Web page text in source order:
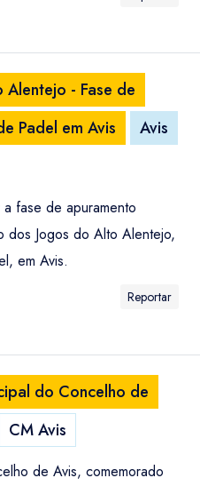
Alentejo - Fase de
Padel em Avis
Avis
fase de apuramento
dos Jogos do Alto Alentejo,
em Avis.
Reportar
do Concelho de
CM Avis
de Avis, comemorado